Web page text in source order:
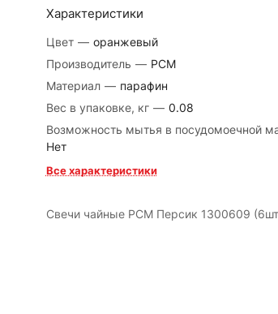
Характеристики
Цвет — оранжевый
Производитель — РСМ
Материал — парафин
Вес в упаковке, кг — 0.08
Возможность мытья в посудомоечной
Нет
Все характеристики
Свечи чайные РСМ Персик 1300609